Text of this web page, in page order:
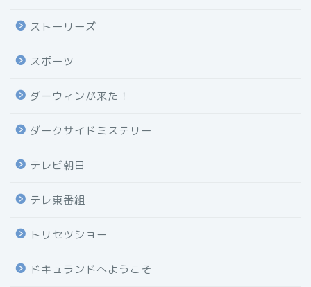
ストーリーズ
スポーツ
ダーウィンが来た！
ダークサイドミステリー
テレビ朝日
テレ東番組
トリセツショー
ドキュランドへようこそ